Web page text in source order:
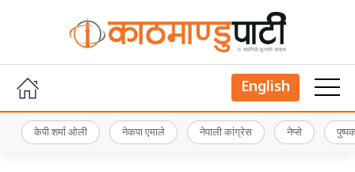
English
केपी शर्मा ओली नेकपा एमाले नेपाली कांग्रेस नेप्से